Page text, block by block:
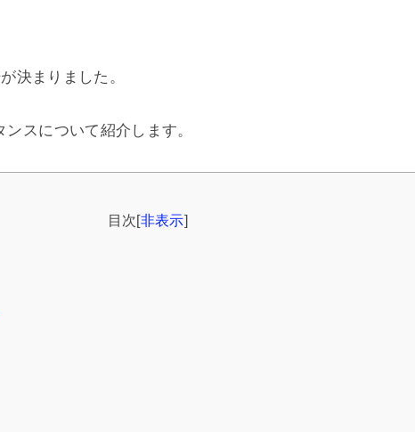
決まりました。
スについて紹介します。
目次[非表示]